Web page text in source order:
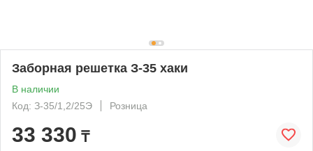
Заборная решетка З-35 хаки
В наличии
Код: З-35/1,2/25Э
Розница
33 330 ₸